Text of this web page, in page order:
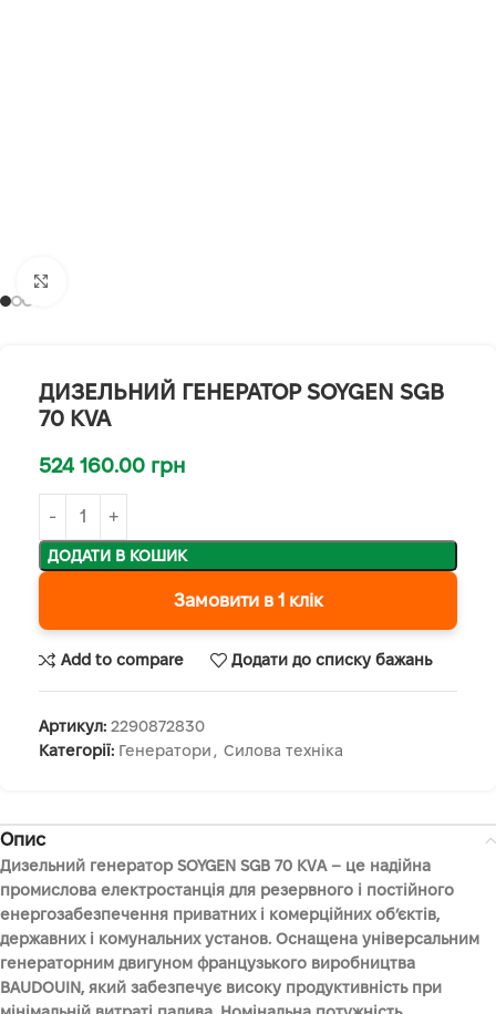
ДИЗЕЛЬНИЙ ГЕНЕРАТОР SOYGEN SGB
70 KVA
524 160.00 грн
ДОДАТИ В КОШИК
Замовити в 1 клік
Add to compare Додати до списку бажань
Артикул: 2290872830
Категорії: Генератори , Силова техніка
Опис
Дизельний генератор SOYGEN SGB 70 KVA – це надійна
промислова електростанція для резервного і постійного
енергозабезпечення приватних і комерційних об’єктів,
державних і комунальних установ. Оснащена універсальним
генераторним двигуном французького виробництва
BAUDOUIN, який забезпечує високу продуктивність при